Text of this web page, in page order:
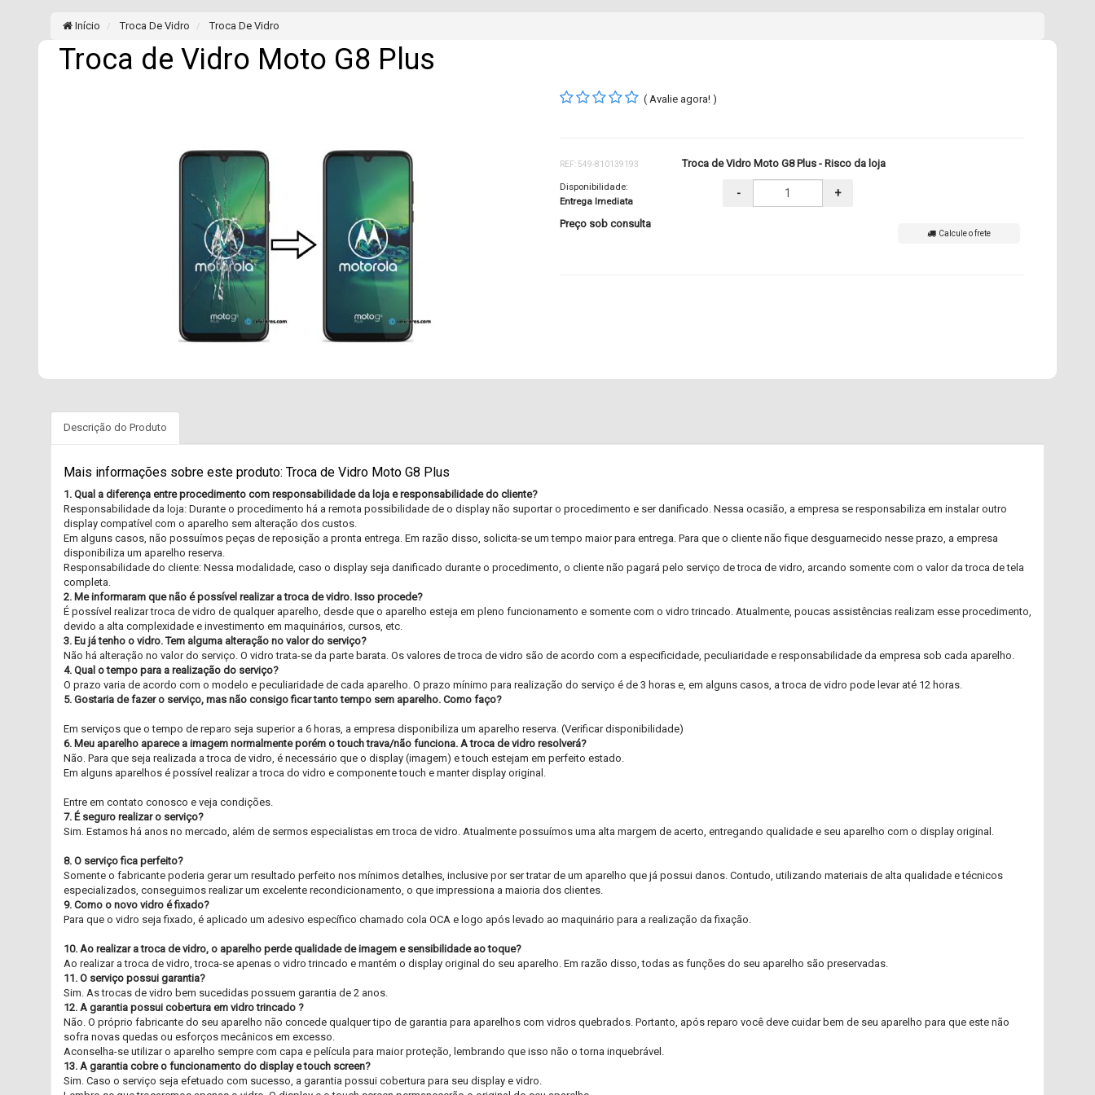
Início Troca De Vidro Troca De Vidro
Troca de Vidro Moto G8 Plus
( Avalie agora! )
REF: 549-810139193 Troca de Vidro Moto G8 Plus - Risco da loja
Disponibilidade:
Entrega Imediata
- +
Preço sob consulta
Calcule o frete
Descrição do Produto
Mais informações sobre este produto: Troca de Vidro Moto G8 Plus
1. Qual a diferença entre procedimento com responsabilidade da loja e responsabilidade do cliente?
Responsabilidade da loja: Durante o procedimento há a remota possibilidade de o display não suportar o procedimento e ser danificado. Nessa ocasião, a empresa se responsabiliza em instalar outro
display compatível com o aparelho sem alteração dos custos.
Em alguns casos, não possuímos peças de reposição a pronta entrega. Em razão disso, solicita-se um tempo maior para entrega. Para que o cliente não fique desguarnecido nesse prazo, a empresa
disponibiliza um aparelho reserva.
Responsabilidade do cliente: Nessa modalidade, caso o display seja danificado durante o procedimento, o cliente não pagará pelo serviço de troca de vidro, arcando somente com o valor da troca de tela
completa.
2. Me informaram que não é possível realizar a troca de vidro. Isso procede?
É possível realizar troca de vidro de qualquer aparelho, desde que o aparelho esteja em pleno funcionamento e somente com o vidro trincado. Atualmente, poucas assistências realizam esse procedimento,
devido a alta complexidade e investimento em maquinários, cursos, etc.
3. Eu já tenho o vidro. Tem alguma alteração no valor do serviço?
Não há alteração no valor do serviço. O vidro trata-se da parte barata. Os valores de troca de vidro são de acordo com a especificidade, peculiaridade e responsabilidade da empresa sob cada aparelho.
4. Qual o tempo para a realização do serviço?
O prazo varia de acordo com o modelo e peculiaridade de cada aparelho. O prazo mínimo para realização do serviço é de 3 horas e, em alguns casos, a troca de vidro pode levar até 12 horas.
5. Gostaria de fazer o serviço, mas não consigo ficar tanto tempo sem aparelho. Como faço?
Em serviços que o tempo de reparo seja superior a 6 horas, a empresa disponibiliza um aparelho reserva. (Verificar disponibilidade)
6. Meu aparelho aparece a imagem normalmente porém o touch trava/não funciona. A troca de vidro resolverá?
Não. Para que seja realizada a troca de vidro, é necessário que o display (imagem) e touch estejam em perfeito estado.
Em alguns aparelhos é possível realizar a troca do vidro e componente touch e manter display original.
Entre em contato conosco e veja condições.
7. É seguro realizar o serviço?
Sim. Estamos há anos no mercado, além de sermos especialistas em troca de vidro. Atualmente possuímos uma alta margem de acerto, entregando qualidade e seu aparelho com o display original.
8. O serviço fica perfeito?
Somente o fabricante poderia gerar um resultado perfeito nos mínimos detalhes, inclusive por ser tratar de um aparelho que já possui danos. Contudo, utilizando materiais de alta qualidade e técnicos
especializados, conseguimos realizar um excelente recondicionamento, o que impressiona a maioria dos clientes.
9. Como o novo vidro é fixado?
Para que o vidro seja fixado, é aplicado um adesivo específico chamado cola OCA e logo após levado ao maquinário para a realização da fixação.
10. Ao realizar a troca de vidro, o aparelho perde qualidade de imagem e sensibilidade ao toque?
Ao realizar a troca de vidro, troca-se apenas o vidro trincado e mantém o display original do seu aparelho. Em razão disso, todas as funções do seu aparelho são preservadas.
11. O serviço possui garantia?
Sim. As trocas de vidro bem sucedidas possuem garantia de 2 anos.
12. A garantia possui cobertura em vidro trincado ?
Não. O próprio fabricante do seu aparelho não concede qualquer tipo de garantia para aparelhos com vidros quebrados. Portanto, após reparo você deve cuidar bem de seu aparelho para que este não
sofra novas quedas ou esforços mecânicos em excesso.
Aconselha-se utilizar o aparelho sempre com capa e película para maior proteção, lembrando que isso não o torna inquebrável.
13. A garantia cobre o funcionamento do display e touch screen?
Sim. Caso o serviço seja efetuado com sucesso, a garantia possui cobertura para seu display e vidro.